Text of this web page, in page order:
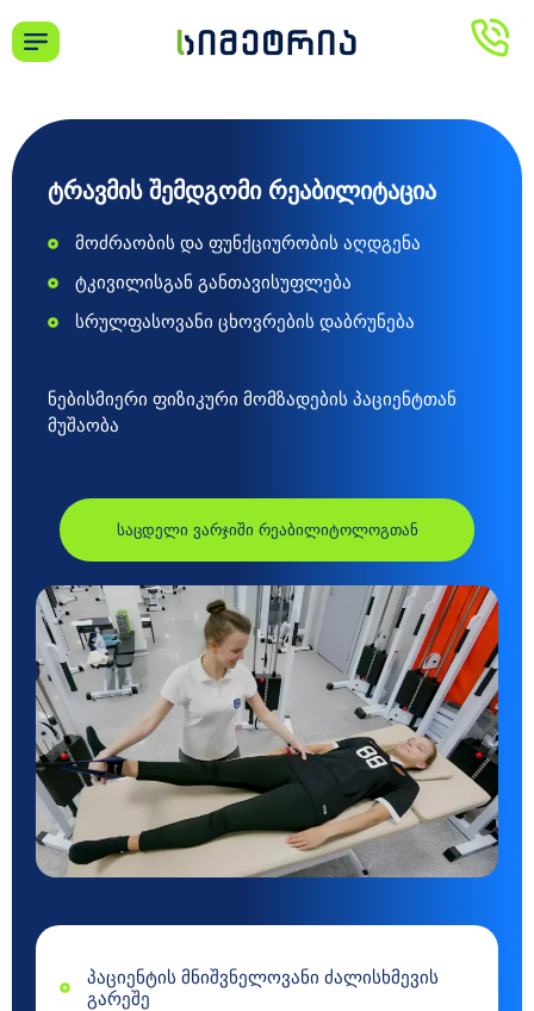
ᲢᲠᲐᲕᲛᲘᲡ ᲨᲔᲛᲓᲒᲝᲛᲘ ᲠᲔᲐᲑᲘᲚᲘᲢᲐᲪᲘᲐ
მოძრაობის და ფუნქციურობის აღდგენა
ტკივილისგან განთავისუფლება
სრულფასოვანი ცხოვრების დაბრუნება
ნებისმიერი ფიზიკური მომზადების პაციენტთან
მუშაობა
საცდელი ვარჯიში რეაბილიტოლოგთან
პაციენტის მნიშვნელოვანი ძალისხმევის
გარეშე